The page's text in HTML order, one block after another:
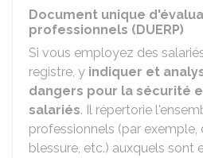
Document unique
professionnels (DUERP)
Si vous employez des
registre, y indiquer et
dangers pour la sécurité
salariés. Il répertorie
professionnels (par exemple,
blessure, etc.) auxquels sont